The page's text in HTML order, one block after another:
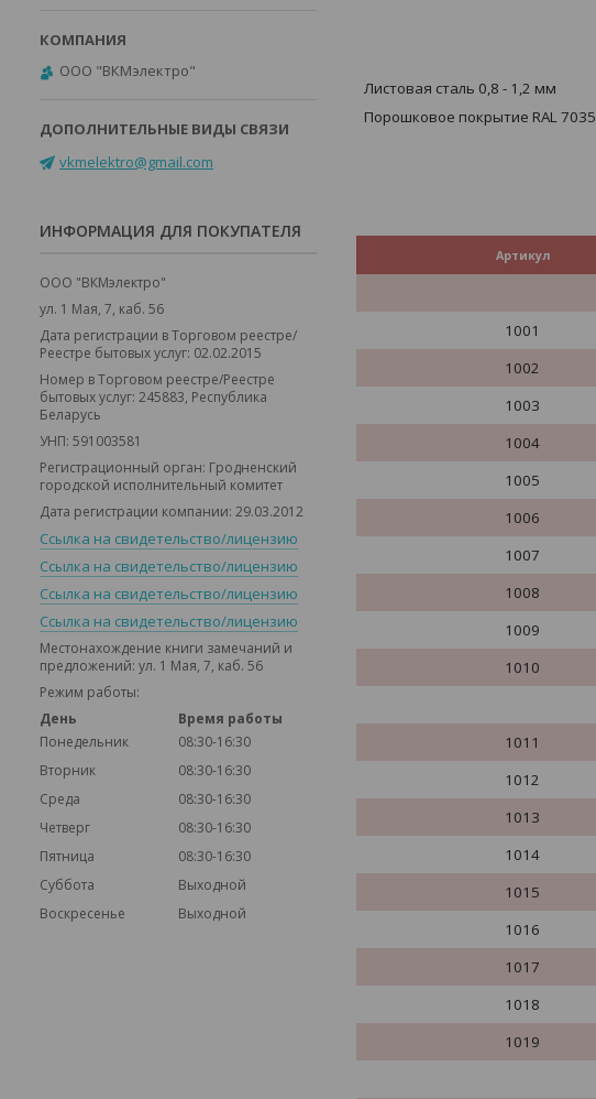
Листовая сталь 0,8 - 1,2 мм
Порошковое покрытие RAL 7035
Артикул
1001
1002
1003
1004
1005
1006
1007
1008
1009
1010
1011
1012
1013
1014
1015
1016
1017
1018
1019
ООО "ВКМэлектро"
vkmelektro@gmail.com
ИНФОРМАЦИЯ ДЛЯ ПОКУПАТЕЛЯ
ООО "ВКМэлектро"
ул. 1 Мая, 7, каб. 56
Дата регистрации в Торговом реестре/
Реестре бытовых услуг: 02.02.2015
Номер в Торговом реестре/Реестре
бытовых услуг: 245883, Республика
Беларусь
УНП: 591003581
Регистрационный орган: Гродненский
городской исполнительный комитет
Дата регистрации компании: 29.03.2012
Ссылка на свидетельство/лицензию
Ссылка на свидетельство/лицензию
Ссылка на свидетельство/лицензию
Ссылка на свидетельство/лицензию
Местонахождение книги замечаний и
предложений: ул. 1 Мая, 7, каб. 56
Режим работы:
День
Время работы
Понедельник
08:30-16:30
Вторник
08:30-16:30
Среда
08:30-16:30
Четверг
08:30-16:30
Пятница
08:30-16:30
Суббота
Выходной
Воскресенье
Выходной